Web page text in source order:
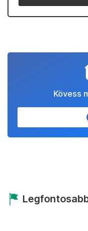
Kövess